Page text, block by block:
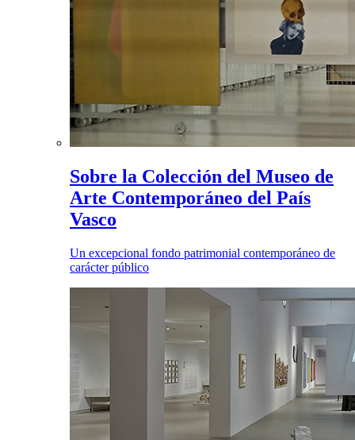
Sobre la Colección del Museo de
Arte Contemporáneo del País
Vasco
Un excepcional fondo patrimonial contemporáneo de
carácter público